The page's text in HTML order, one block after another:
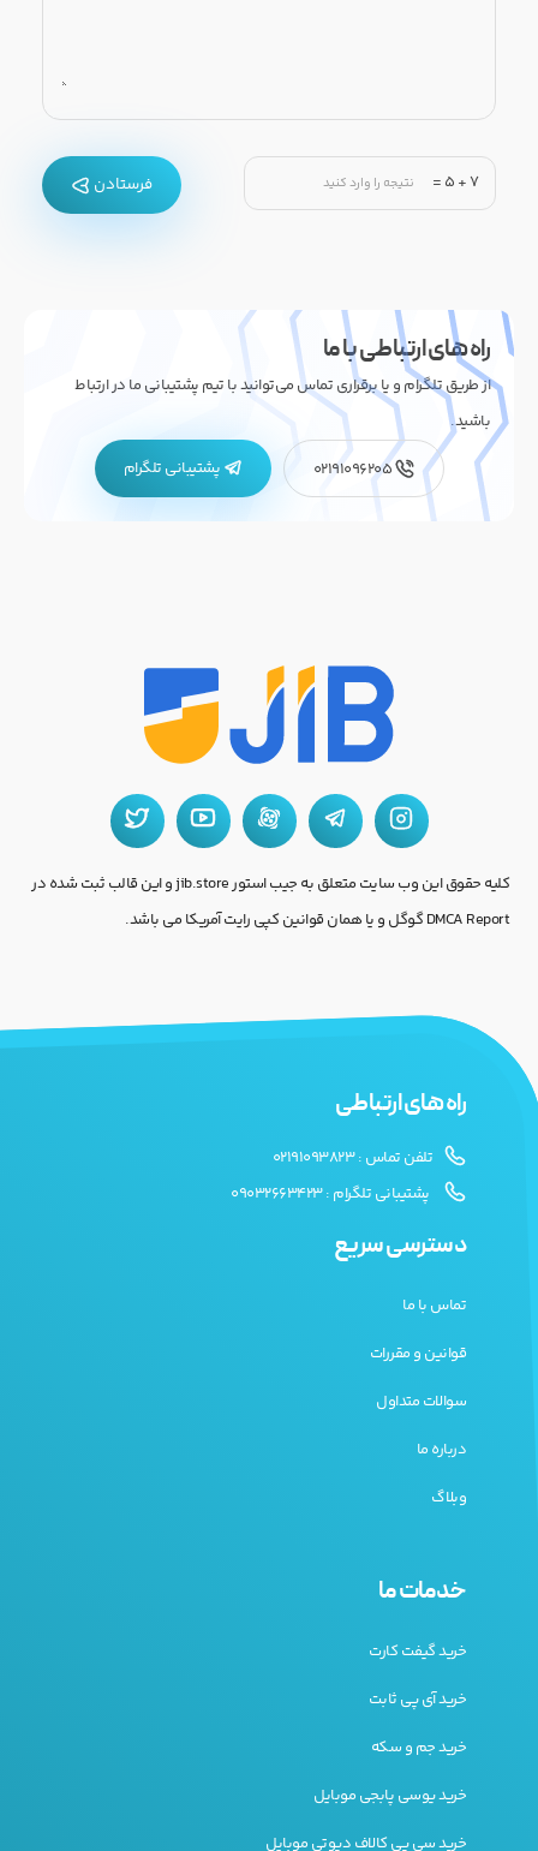
7
+
5
= فرستادن
راه های ارتباطی با ما
از طریق تلگرام و یا برقراری تماس می‌توانید با تیم پشتیبانی ما در ارتباط
باشید.
02191096205
پشتیبانی تلگرام
کلیه حقوق این وب سایت متعلق به جیب استور jib.store و این قالب ثبت شده در
DMCA Report گوگل و یا همان قوانین کپی رایت آمریکا می باشد.
راه های ارتباطی
تلفن تماس : 02191093823
پشتیبانی تلگرام : 09032663423
دسترسی سریع
تماس با ما
قوانین و مقررات
سوالات متداول
درباره ما
وبلاگ
خدمات ما
خرید گیفت کارت
خرید آی پی ثابت
خرید جم و سکه
خرید یوسی پابجی موبایل
خرید سی پی کالاف دیوتی موبایل